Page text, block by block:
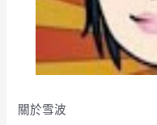
關於雪波